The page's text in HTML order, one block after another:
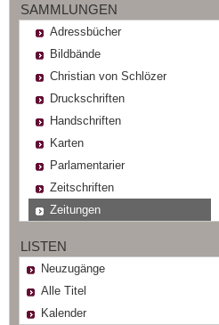
SAMMLUNGEN
Adressbücher
Bildbände
Christian von Schlözer
Druckschriften
Handschriften
Karten
Parlamentarier
Zeitschriften
Zeitungen
LISTEN
Neuzugänge
Alle Titel
Kalender